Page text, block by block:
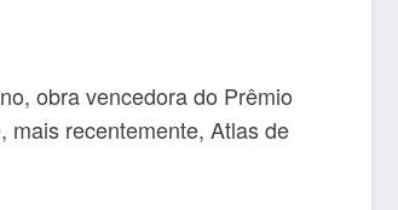
obra vencedora do Prêmio
mais recentemente, Atlas de